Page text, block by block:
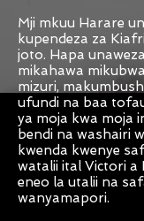
Mji mkuu Harare
kupendeza za
joto. Hapa
mikahawa
mizuri,
ufundi na baa
ya moja kwa moja
bendi na washairi
kwenda kwenye
watalii ital Victori a
eneo la utalii na
wanyamapori.